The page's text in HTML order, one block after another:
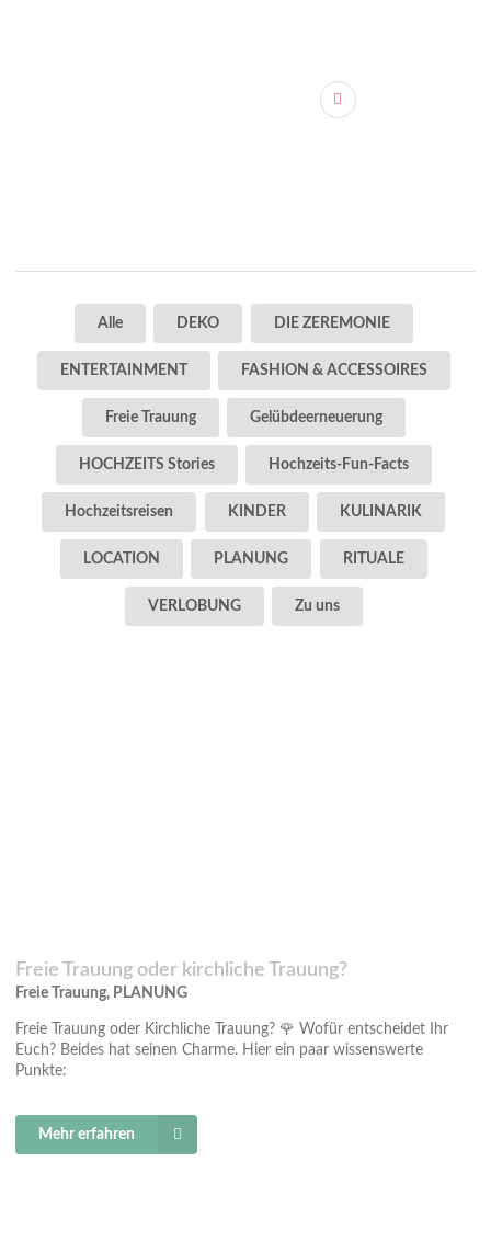
Alle DEKO DIE ZEREMONIE
ENTERTAINMENT FASHION & ACCESSOIRES
Freie Trauung Gelübdeerneuerung
HOCHZEITS Stories Hochzeits-Fun-Facts
Hochzeitsreisen KINDER KULINARIK
LOCATION PLANUNG RITUALE
VERLOBUNG Zu uns
Freie Trauung oder kirchliche Trauung?
Freie Trauung, PLANUNG
Freie Trauung oder Kirchliche Trauung? 🌹 Wofür entscheidet Ihr
Euch? Beides hat seinen Charme. Hier ein paar wissenswerte
Punkte:
Mehr erfahren